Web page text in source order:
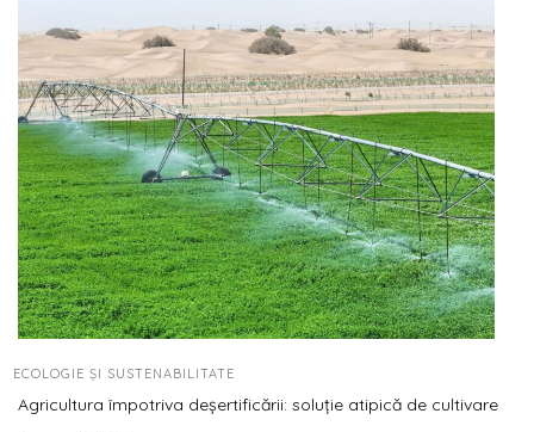
ECOLOGIE ȘI SUSTENABILITATE
Agricultura împotriva deșertificării: soluție atipică de cultivare